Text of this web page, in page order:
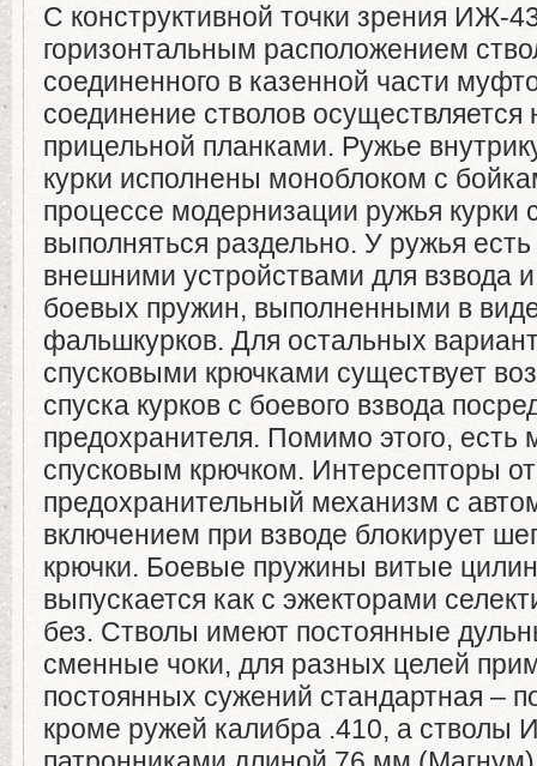
С конструктивной точки зрения ИЖ-
горизонтальным расположением
соединенного в казенной части
соединение стволов осуществляется
прицельной планками. Ружье
курки исполнены моноблоком с
процессе модернизации ружья курки
выполняться раздельно. У ружья
внешними устройствами для взвода и
боевых пружин, выполненными в
фальшкурков. Для остальных
спусковыми крючками существует
спуска курков с боевого взвода
предохранителя. Помимо этого, есть
спусковым крючком. Интерсепторы
предохранительный механизм с
включением при взводе блокирует
крючки. Боевые пружины витые
выпускается как с эжекторами
без. Стволы имеют постоянные
сменные чоки, для разных целей
постоянных сужений стандартная –
кроме ружей калибра .410, а стволы